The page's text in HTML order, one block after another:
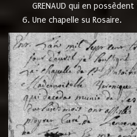
GRENAUD qui en
Une chapelle su Rosaire.